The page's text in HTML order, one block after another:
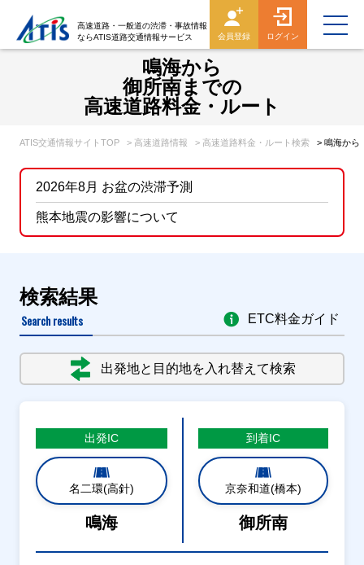
高速道路・一般道の渋滞・事故情報
ならATIS道路交通情報サービス
会員登録 ログイン
鳴海から
御所南までの
高速道路料金・ルート
ATIS交通情報サイトTOP > 高速道路情報 > 高速道路料金・ルート検索 > 鳴海から
2026年8月 お盆の渋滞予測
熊本地震の影響について
検索結果
Search results
出発地と目的地を入れ替えて検索
ETC料金ガイド
出発IC
名二環(高針)
鳴海
到着IC
京奈和道(橋本)
御所南